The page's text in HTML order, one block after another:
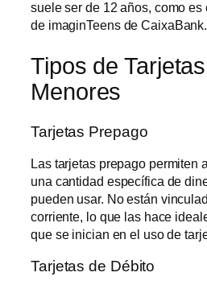
suele ser de 12 años, como
de imaginTeens de CaixaBank.
Tipos de
Menores
Tarjetas Prepago
Las tarjetas prepago permiten
una cantidad específica de
pueden usar. No están
corriente, lo que las hace
que se inician en el uso de
Tarjetas de Débito